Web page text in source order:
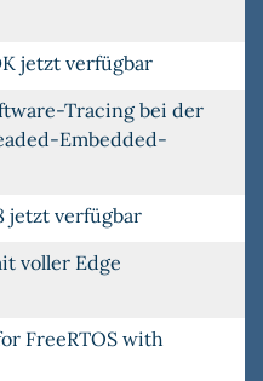
jetzt verfügbar
Tracing bei der
Embedded-
jetzt verfügbar
voller Edge
FreeRTOS with